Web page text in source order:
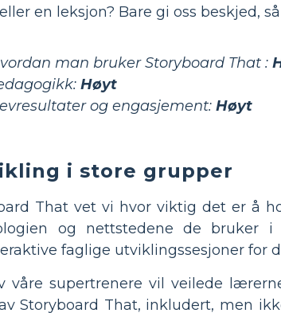
en leksjon? Bare gi oss beskjed,
man bruker Storyboard That :
Høyt
og engasjement: Høyt
i store grupper
That vet vi hvor viktig det er å
og nettstedene de bruker i
faglige utviklingssesjoner for
våre supertrenere vil veilede
Storyboard That, inkludert, men